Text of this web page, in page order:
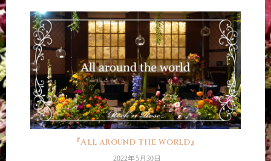
『All around the world』
2022年5月30日